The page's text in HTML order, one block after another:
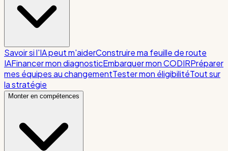
Savoir si l'IA peut m'aiderConstruire ma feuille de route
IAFinancer mon diagnosticEmbarquer mon CODIRPréparer
mes équipes au changementTester mon éligibilitéTout sur
la stratégie
Monter en compétences